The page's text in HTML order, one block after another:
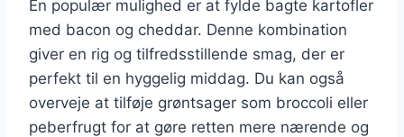
En populær mulighed er at fylde bagte kartofler
med bacon og cheddar. Denne kombination
giver en rig og tilfredsstillende smag, der er
perfekt til en hyggelig middag. Du kan også
overveje at tilføje grøntsager som broccoli eller
peberfrugt for at gøre retten mere nærende og